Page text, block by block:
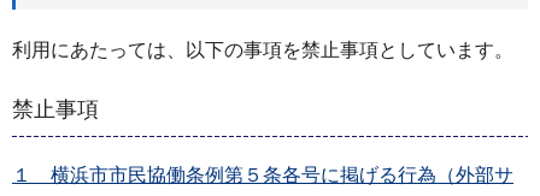
利用にあたっては、以下の事項を禁止事項としています。
禁止事項
１ 横浜市市民協働条例第５条各号に掲げる行為（外部サ